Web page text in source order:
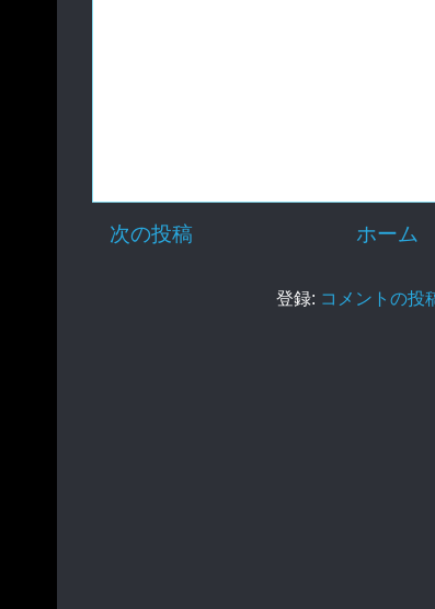
次の投稿 ホーム
登録: コメントの投